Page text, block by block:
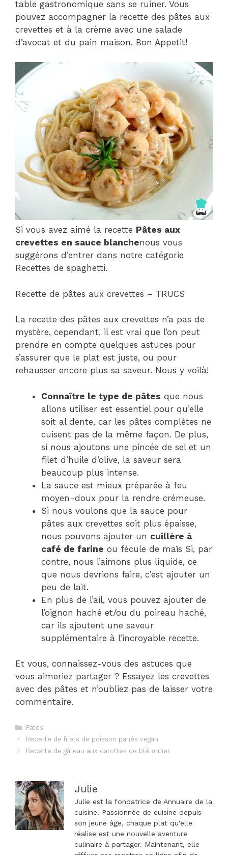
table gastronomique sans se ruiner. Vous
pouvez accompagner la recette des pâtes aux
crevettes et à la crème avec une salade
d’avocat et du pain maison. Bon Appetit!
Si vous avez aimé la recette Pâtes aux
crevettes en sauce blanchenous vous
suggérons d’entrer dans notre catégorie
Recettes de spaghetti.
Recette de pâtes aux crevettes – TRUCS
La recette des pâtes aux crevettes n’a pas de
mystère, cependant, il est vrai que l’on peut
prendre en compte quelques astuces pour
s’assurer que le plat est juste, ou pour
rehausser encore plus sa saveur. Nous y voilà!
Connaître le type de pâtes que nous
allons utiliser est essentiel pour qu’elle
soit al dente, car les pâtes complètes ne
cuisent pas de la même façon. De plus,
si nous ajoutons une pincée de sel et un
filet d’huile d’olive, la saveur sera
beaucoup plus intense.
La sauce est mieux préparée à feu
moyen-doux pour la rendre crémeuse.
Si nous voulons que la sauce pour
pâtes aux crevettes soit plus épaisse,
nous pouvons ajouter un cuillère à
café de farine ou fécule de maïs Si, par
contre, nous l’aimons plus liquide, ce
que nous devrions faire, c’est ajouter un
peu de lait.
En plus de l’ail, vous pouvez ajouter de
l’oignon haché et/ou du poireau haché,
car ils ajoutent une saveur
supplémentaire à l’incroyable recette.
Et vous, connaissez-vous des astuces que
vous aimeriez partager ? Essayez les crevettes
avec des pâtes et n’oubliez pas de laisser votre
commentaire.
Catégories
Pâtes
Navigation
des
Recette de filets de poisson panés vegan
Recette de gâteau aux carottes de blé entier
Julie
Julie est la fondatrice de Annuaire de la
cuisine. Passionnée de cuisine depuis
son jeune âge, chaque plat qu'elle
réalise est une nouvelle aventure
culinaire à partager. Maintenant, elle